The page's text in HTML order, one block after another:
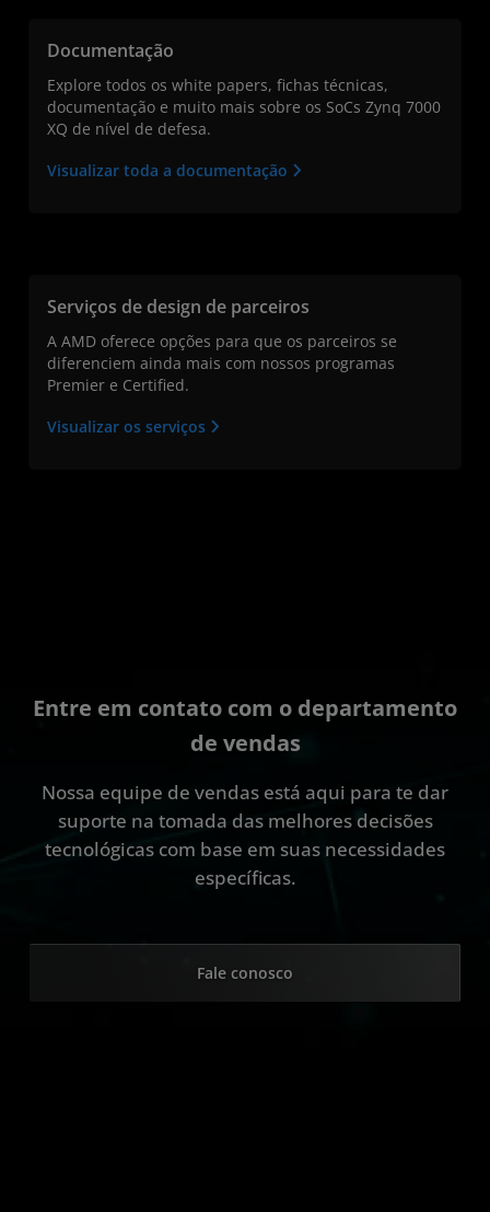
Documentação
Explore todos os white papers, fichas técnicas,
documentação e muito mais sobre os SoCs Zynq 7000
XQ de nível de defesa.
Visualizar toda a documentação
Serviços de design de parceiros
A AMD oferece opções para que os parceiros se
diferenciem ainda mais com nossos programas
Premier e Certified.
Visualizar os serviços
Entre em contato com o departamento
de vendas
Nossa equipe de vendas está aqui para te dar
suporte na tomada das melhores decisões
tecnológicas com base em suas necessidades
específicas.
Fale conosco